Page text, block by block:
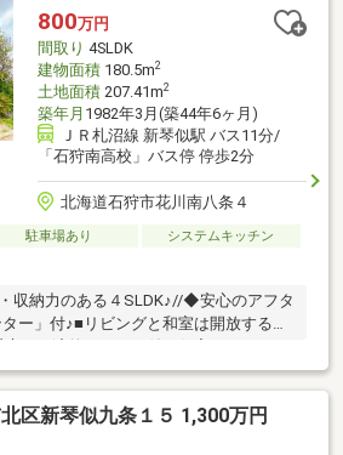
は高低差のないフラットな地形で
バルコニーがあり、BBQなど楽しむこと
800万円
間取り 4SLDK
建物面積180.5m2
土地面積207.41m2
築年月 1982年3月(築44年6ヶ月)
ＪＲ札沼線 新琴似駅 バス11分/
「石狩南高校」バス停 停歩2分
北海道石狩市花川南八条４
駐車場あり
システムキッチン
収納力のある４SLDK♪//◆安心のアフタ
ー」付♪■リビングと和室は開放すると
は経済的なペチカ付き住宅♪■IHクッキ
の使い勝手の良いキッチン♪■居室は全
の納戸あり♪■２階居室は全てバルコニ
に温水洗浄便座付きトイレ♪■地下室は
あり♪■１階ホールはペチカの熱を利用
区新琴似九条１５ 1,300万円